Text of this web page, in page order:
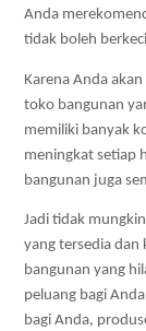
Anda
tidak boleh
Karena Anda
toko bangunan
memiliki banyak
meningkat setiap
bangunan juga
Jadi tidak
yang tersedia dan
bangunan yang
peluang bagi
bagi Anda,